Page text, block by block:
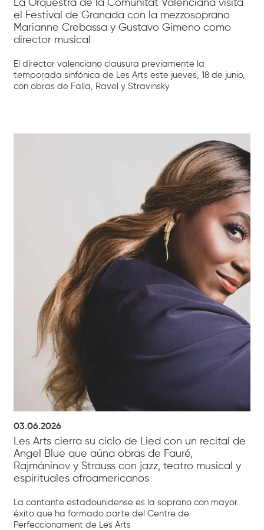
La Orquestra de la Comunitat Valenciana visita
el Festival de Granada con la mezzosoprano
Marianne Crebassa y Gustavo Gimeno como
director musical
El director valenciano clausura previamente la
temporada sinfónica de Les Arts este jueves, 18 de junio,
con obras de Falla, Ravel y Stravinsky
03.06.2026
Les Arts cierra su ciclo de Lied con un recital de
Angel Blue que aúna obras de Fauré,
Rajmáninov y Strauss con jazz, teatro musical y
espirituales afroamericanos
La cantante estadounidense es la soprano con mayor
éxito que ha formado parte del Centre de
Perfeccionament de Les Arts